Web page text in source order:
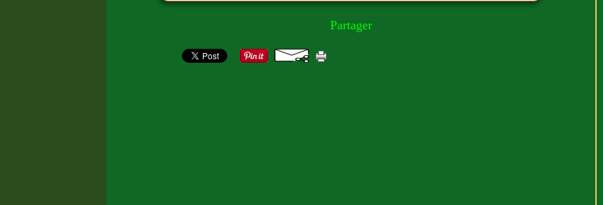
Partager